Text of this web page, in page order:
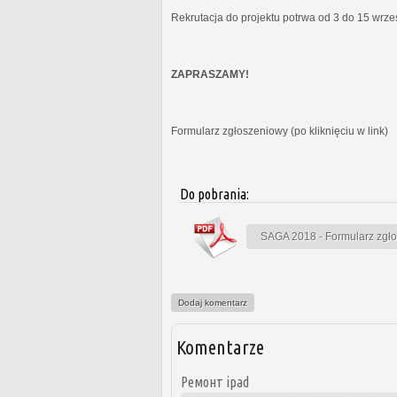
Rekrutacja do projektu potrwa od 3 do 15
ZAPRASZAMY!
Formularz zgłoszeniowy (po kliknięciu w link)
Do pobrania:
SAGA 2018 - Formularz
Dodaj komentarz
Komentarze
Ремонт ipad